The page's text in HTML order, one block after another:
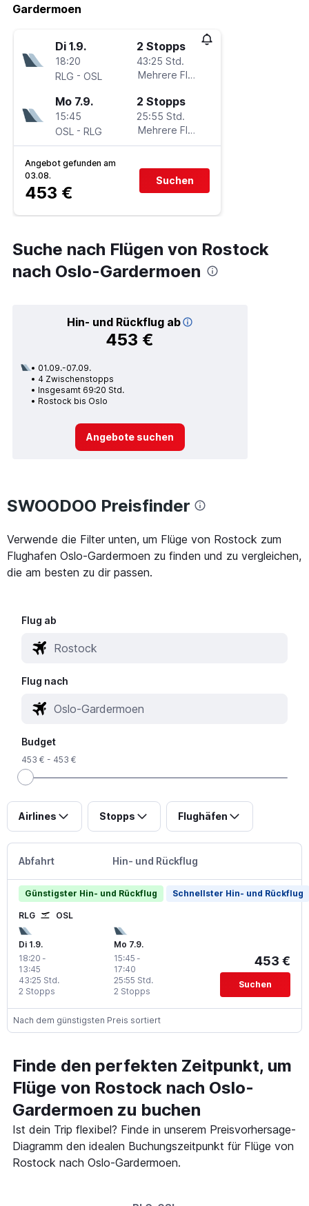
Gardermoen
Di 1.9.
18:20
RLG - OSL
2 Stopps
43:25 Std.
Mehrere Fluglinien
Mo 7.9.
15:45
OSL - RLG
2 Stopps
25:55 Std.
Mehrere Fluglinien
Angebot gefunden am
03.08.
453 €
Suchen
Suche nach Flügen von Rostock
nach Oslo-Gardermoen
Hin- und Rückflug ab
453 €
01.09.-07.09.
4 Zwischenstopps
Insgesamt 69:20 Std.
Rostock bis Oslo
Angebote suchen
SWOODOO Preisfinder
Verwende die Filter unten, um Flüge von Rostock zum
Flughafen Oslo-Gardermoen zu finden und zu vergleichen,
die am besten zu dir passen.
Flug ab
Flug nach
Budget
453 € - 453 €
Airlines Stopps Flughäfen
Abfahrt Hin- und Rückflug
Günstigster Hin- und Rückflug Schnellster Hin- und Rückflug
RLG OSL
Di 1.9.
18:20 -
13:45
2 Stopps
43:25 Std.
Mo 7.9.
15:45 -
17:40
2 Stopps
25:55 Std.
453 €
Suchen
Nach dem günstigsten Preis sortiert
Finde den perfekten Zeitpunkt, um
Flüge von Rostock nach Oslo-
Gardermoen zu buchen
Ist dein Trip flexibel? Finde in unserem Preisvorhersage-
Diagramm den idealen Buchungszeitpunkt für Flüge von
Rostock nach Oslo-Gardermoen.